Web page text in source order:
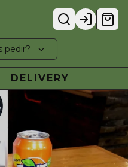
Login
pedir?
DELIVERY